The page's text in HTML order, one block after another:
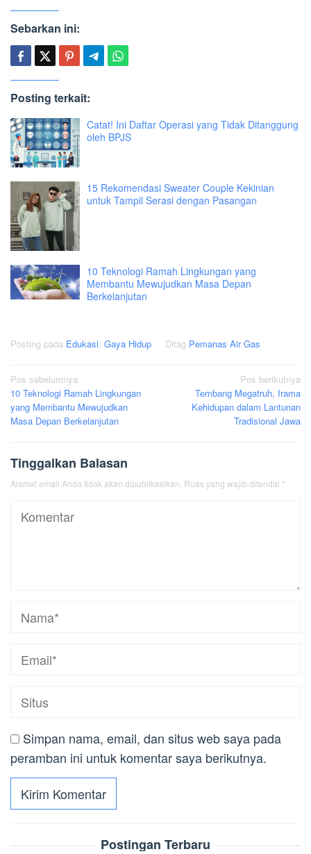
Sebarkan ini:
Posting terkait:
Catat! Ini Daftar Operasi yang Tidak Ditanggung
oleh BPJS
15 Rekomendasi Sweater Couple Kekinian
untuk Tampil Serasi dengan Pasangan
10 Teknologi Ramah Lingkungan yang
Membantu Mewujudkan Masa Depan
Berkelanjutan
Posting pada Edukasi, Gaya Hidup Ditag Pemanas Air Gas
Navigasi
pos
Pos sebelumnya
10 Teknologi Ramah Lingkungan
yang Membantu Mewujudkan
Masa Depan Berkelanjutan
Pos berikutnya
Tembang Megatruh, Irama
Kehidupan dalam Lantunan
Tradisional Jawa
Tinggalkan Balasan
Alamat email Anda tidak akan dipublikasikan. Ruas yang wajib ditandai *
Simpan nama, email, dan situs web saya pada
peramban ini untuk komentar saya berikutnya.
Postingan Terbaru